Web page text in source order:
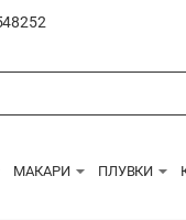
МАКАРИ ПЛУВКИ